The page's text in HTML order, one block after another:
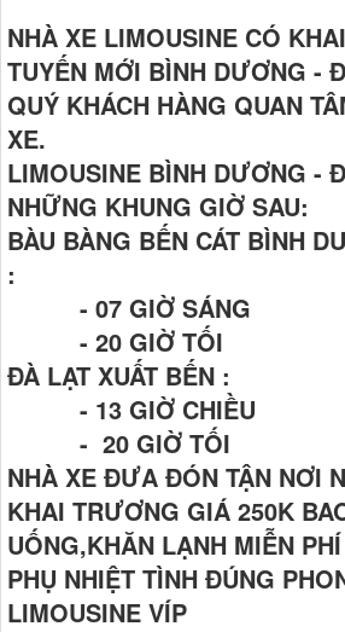
NHÀ XE LIMOUSINE CÓ
TUYẾN MỚI BÌNH DƯƠNG -
QUÝ KHÁCH HÀNG QUAN
XE.
LIMOUSINE BÌNH DƯƠNG -
NHỮNG KHUNG GIỜ SAU:
BÀU BÀNG BẾN CÁT BÌNH
:
- 07 GIỜ SÁNG
- 20 GIỜ TỐI
ĐÀ LẠT XUẤT BẾN :
- 13 GIỜ CHIỀU
- 20 GIỜ TỐI
NHÀ XE ĐƯA ĐÓN TẬN NƠI
KHAI TRƯƠNG GIÁ 250K
UỐNG,KHĂN LẠNH MIỄN
PHỤ NHIỆT TÌNH ĐÚNG
LIMOUSINE VÍP